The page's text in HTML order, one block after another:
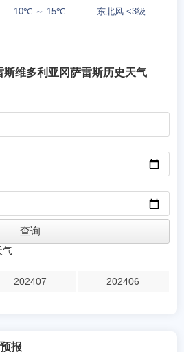
10℃ ～ 15℃ 东北风 <3级
斯维多利亚冈萨雷斯历史天气
气
202407 202406
报